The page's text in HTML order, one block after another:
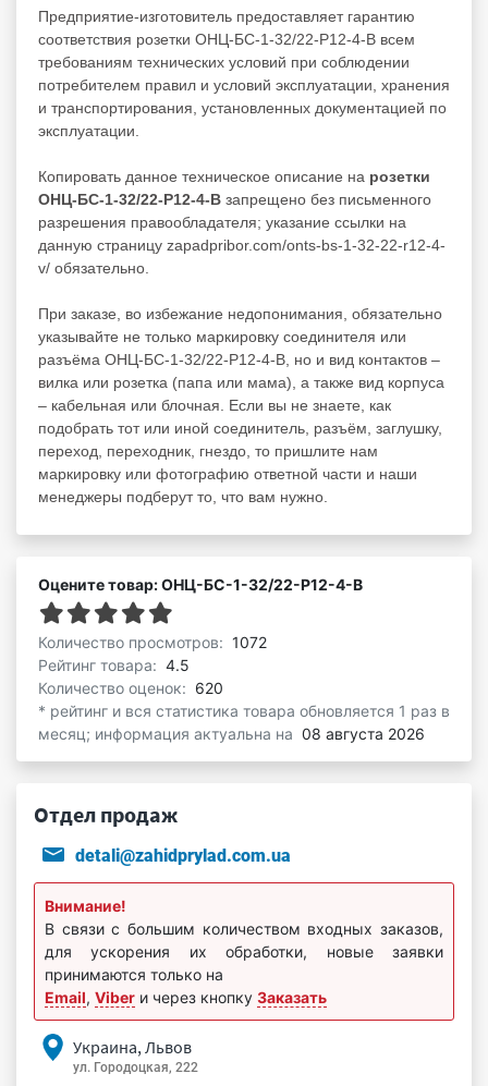
Предприятие-изготовитель предоставляет гарантию
соответствия розетки ОНЦ-БС-1-32/22-Р12-4-В всем
требованиям технических условий при соблюдении
потребителем правил и условий эксплуатации, хранения
и транспортирования, установленных документацией по
эксплуатации.
Копировать данное техническое описание на розетки
ОНЦ-БС-1-32/22-Р12-4-В запрещено без письменного
разрешения правообладателя; указание ссылки на
данную страницу zapadpribor.com/onts-bs-1-32-22-r12-4-
v/ обязательно.
При заказе, во избежание недопонимания, обязательно
указывайте не только маркировку соединителя или
разъёма ОНЦ-БС-1-32/22-Р12-4-В, но и вид контактов –
вилка или розетка (папа или мама), а также вид корпуса
– кабельная или блочная. Если вы не знаете, как
подобрать тот или иной соединитель, разъём, заглушку,
переход, переходник, гнездо, то пришлите нам
маркировку или фотографию ответной части и наши
менеджеры подберут то, что вам нужно.
Оцените товар: ОНЦ-БС-1-32/22-Р12-4-В
Количество просмотров: 1072
Рейтинг товара: 4.5
Количество оценок: 620
* рейтинг и вся статистика товара обновляется 1 раз в
месяц; информация актуальна на 08 августа 2026
Отдел продаж
detali@zahidprylad.com.ua
Внимание!
В связи с большим количеством входных заказов,
для ускорения их обработки, новые заявки
принимаются только на
Email, Viber и через кнопку Заказать
Украина, Львов
ул. Городоцкая, 222